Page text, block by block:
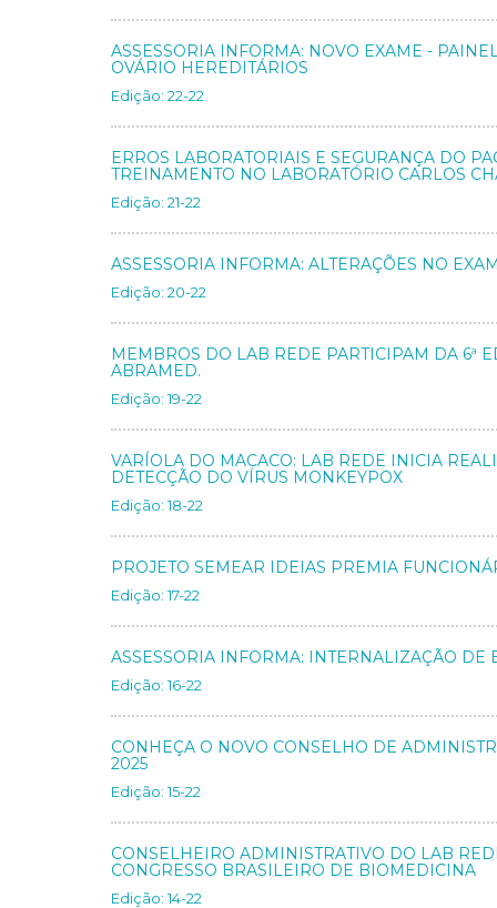
ASSESSORIA INFORMA: NOVO EXAME -
OVÁRIO HEREDITÁRIOS
Edição: 22-22
ERROS LABORATORIAIS E SEGURANÇA DO
TREINAMENTO NO LABORATÓRIO CARLOS
Edição: 21-22
ASSESSORIA INFORMA: ALTERAÇÕES NO
Edição: 20-22
MEMBROS DO LAB REDE PARTICIPAM DA 6ª
ABRAMED.
Edição: 19-22
VARÍOLA DO MACACO: LAB REDE INICIA
DETECÇÃO DO VÍRUS MONKEYPOX
Edição: 18-22
PROJETO SEMEAR IDEIAS PREMIA
Edição: 17-22
ASSESSORIA INFORMA: INTERNALIZAÇÃO DE
Edição: 16-22
CONHEÇA O NOVO CONSELHO DE
2025
Edição: 15-22
CONSELHEIRO ADMINISTRATIVO DO LAB
CONGRESSO BRASILEIRO DE BIOMEDICINA
Edição: 14-22